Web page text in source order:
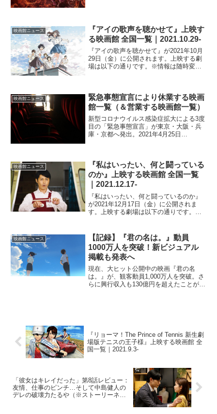
ズ旭川イオンシネ...
映画館ニュース
『アイの歌声を聴かせて』上映す
る映画館 全国一覧｜2021.10.29-
『アイの歌声を聴かせて』が2021年10月
29日（金）に公開されます。上映する劇
場は以下の通りです。※情報は随時変わ
ンシネマ小樽イオ...
映画館ニュース
緊急事態宣言により休業する映画
館一覧（＆営業する映画館一覧）
新型コロナウイルス感染症拡大による3度
目の「緊急事態宣言」が東京・大阪・兵
庫・京都へ発出。2021年4月25日
象となっています。...
映画館ニュース
『私はいったい、何と闘っている
のか』上映する映画館 全国一覧
｜2021.12.17-
『私はいったい、何と闘っているのか』
が2021年12月17日（金）に公開されま
す。上映する劇場は以下の通りです。※
ネマ札幌サツゲキディノスシネマズ室蘭
青森県青森松竹アム...
映画館ニュース
【記録】『君の名は。』動員
1000万人を突破！新ビジュアル
掲載も発表へ
現在、大ヒット公開中の映画『君の名
は。』が、観客動員1,000万人を突破。さ
らに興行収入も130億円を超えたことが明
『リョーマ！The Prince of Tennis 新生劇
場版テニスの王子様』上映する映画館 全
国一覧｜2021.9.3-
「彼女はキレイだった」第8話レビュー：
友情、仕事のピンチ…そして中島健人の
デレの破壊力たるや（※ストーリーネタ